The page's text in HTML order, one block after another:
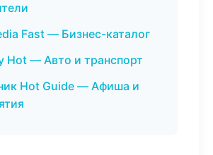
Fast — Бизнес-каталог
Hot — Авто и транспорт
Hot Guide — Афиша и